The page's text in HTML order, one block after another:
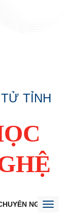
TỈNH
NGÀNH